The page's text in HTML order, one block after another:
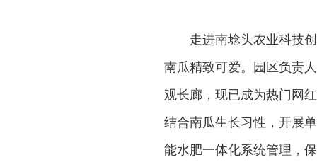
走进南埝头农业科技
南瓜精致可爱。园区负责
观长廊，现已成为热门网
结合南瓜生长习性，开展
能水肥一体化系统管理，